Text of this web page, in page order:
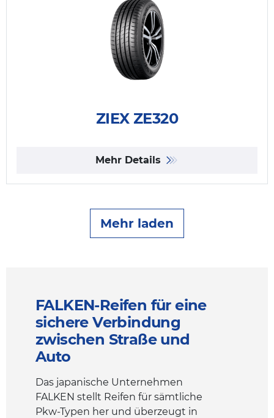
ZIEX ZE320
Mehr Details
Mehr laden
FALKEN-Reifen für eine
sichere Verbindung
zwischen Straße und
Auto
Das japanische Unternehmen
FALKEN stellt Reifen für sämtliche
Pkw-Typen her und überzeugt in